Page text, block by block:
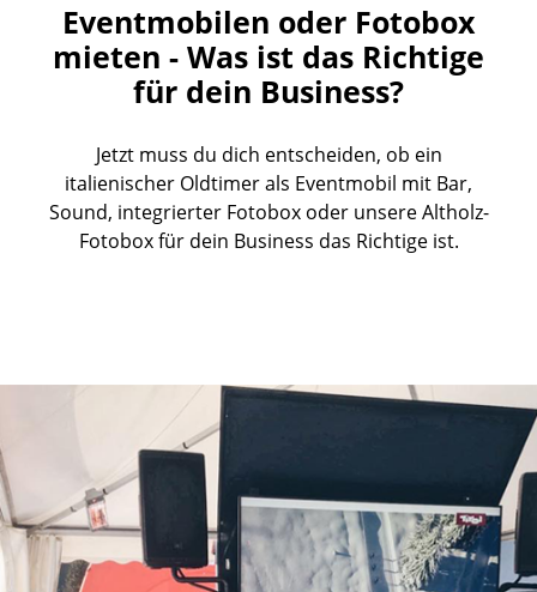
Eventmobilen oder Fotobox
mieten - Was ist das Richtige
für dein Business?
Jetzt muss du dich entscheiden, ob ein
italienischer Oldtimer als Eventmobil mit Bar,
Sound, integrierter Fotobox oder unsere Altholz-
Fotobox für dein Business das Richtige ist.